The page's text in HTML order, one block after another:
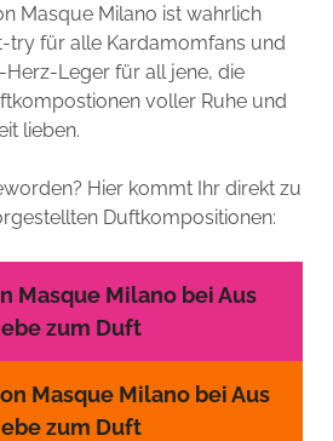
Masque Milano ist wahrlich
try für alle Kardamomfans und
Leger für all jene, die
voller Ruhe und
lieben.
Hier kommt Ihr direkt zu
Duftkompositionen:
Masque Milano bei Aus
zum Duft
Masque Milano bei Aus
zum Duft